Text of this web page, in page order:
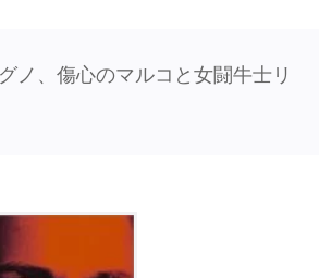
ノ、傷心のマルコと女闘牛士リ